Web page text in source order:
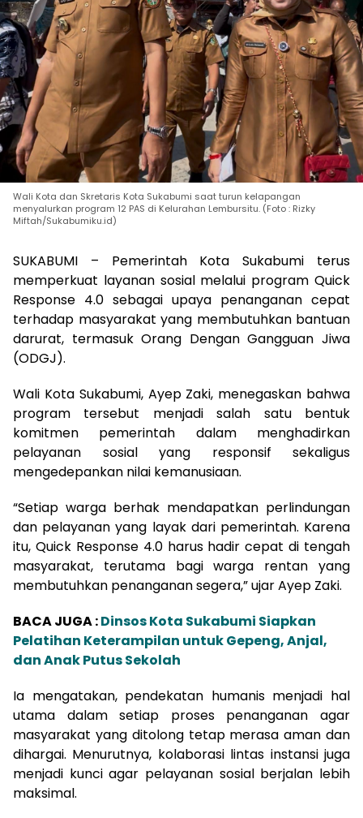
Wali Kota dan Skretaris Kota Sukabumi saat turun kelapangan
menyalurkan program 12 PAS di Kelurahan Lembursitu. (Foto : Rizky
Miftah/Sukabumiku.id)
SUKABUMI – Pemerintah Kota Sukabumi terus
memperkuat layanan sosial melalui program Quick
Response 4.0 sebagai upaya penanganan cepat
terhadap masyarakat yang membutuhkan bantuan
darurat, termasuk Orang Dengan Gangguan Jiwa
(ODGJ).
Wali Kota Sukabumi, Ayep Zaki, menegaskan bahwa
program tersebut menjadi salah satu bentuk
komitmen pemerintah dalam menghadirkan
pelayanan sosial yang responsif sekaligus
mengedepankan nilai kemanusiaan.
“Setiap warga berhak mendapatkan perlindungan
dan pelayanan yang layak dari pemerintah. Karena
itu, Quick Response 4.0 harus hadir cepat di tengah
masyarakat, terutama bagi warga rentan yang
membutuhkan penanganan segera,” ujar Ayep Zaki.
BACA JUGA :Dinsos Kota Sukabumi Siapkan
Pelatihan Keterampilan untuk Gepeng, Anjal,
dan Anak Putus Sekolah
Ia mengatakan, pendekatan humanis menjadi hal
utama dalam setiap proses penanganan agar
masyarakat yang ditolong tetap merasa aman dan
dihargai. Menurutnya, kolaborasi lintas instansi juga
menjadi kunci agar pelayanan sosial berjalan lebih
maksimal.